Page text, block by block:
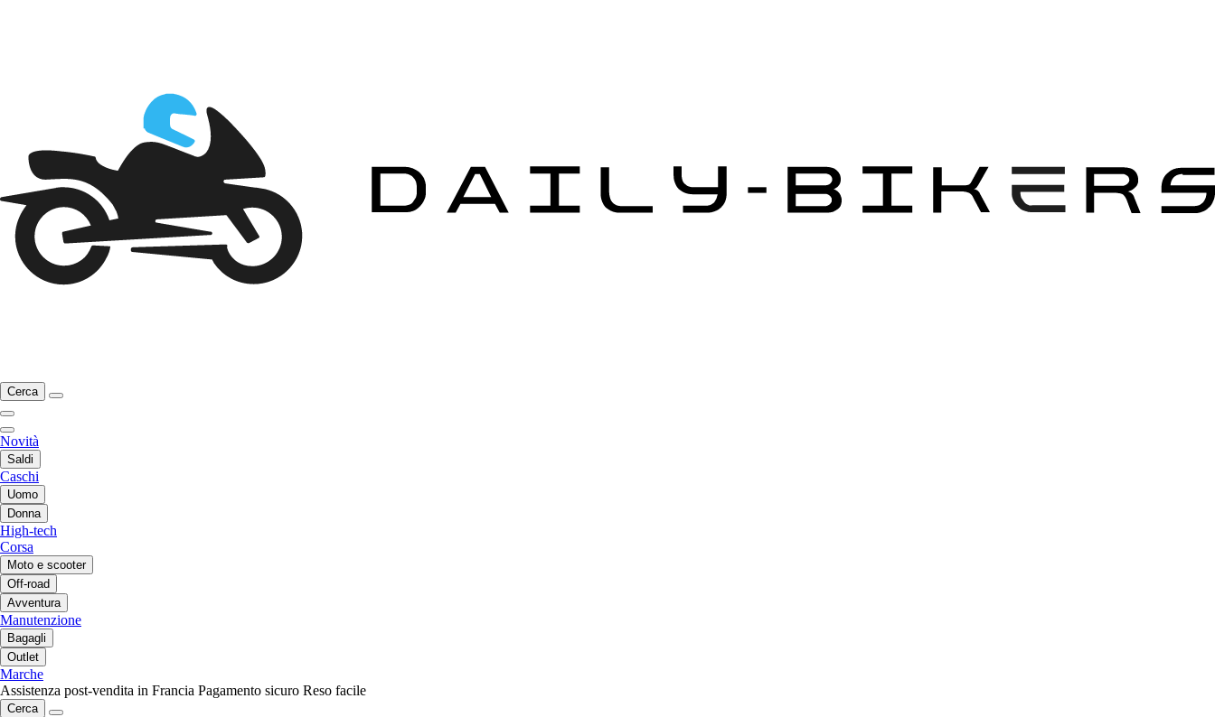
Cerca
Novità
Saldi
Caschi
Uomo
Donna
High-tech
Corsa
Moto e scooter
Off-road
Avventura
Manutenzione
Bagagli
Outlet
Marche
Assistenza post-vendita in Francia Pagamento sicuro Reso facile
Cerca